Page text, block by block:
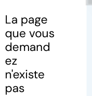
La page
que vous
demand
ez
n'existe
pas